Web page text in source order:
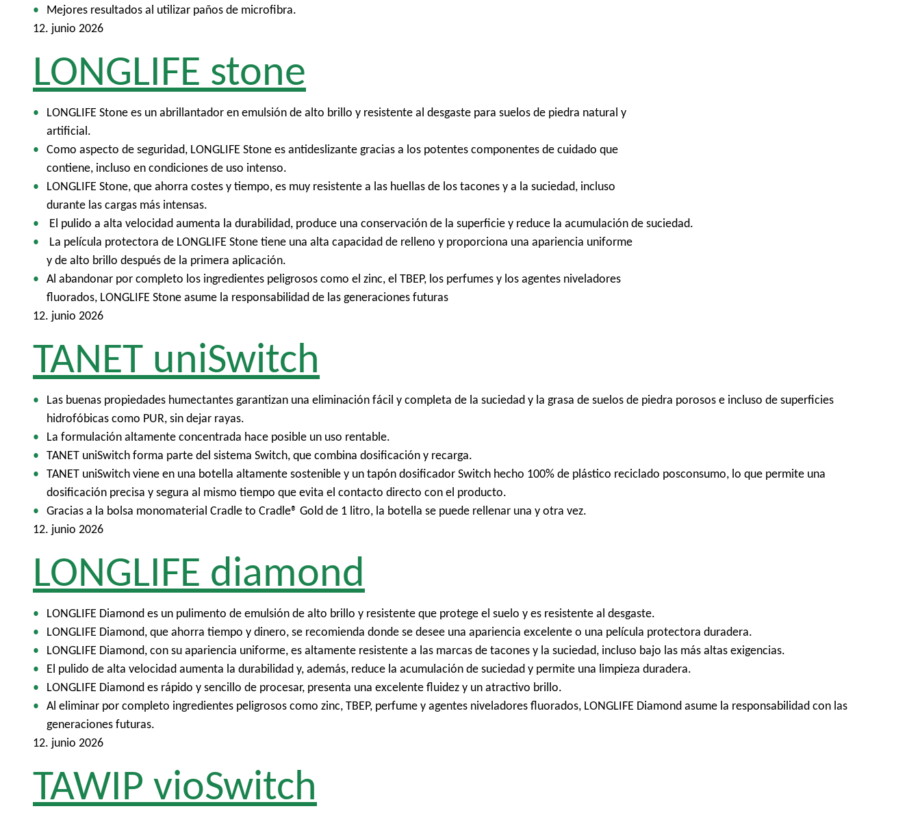
Mejores resultados al utilizar paños de microfibra.
12. junio 2026
LONGLIFE stone
LONGLIFE Stone es un abrillantador en emulsión de alto brillo y resistente al desgaste para suelos de piedra natural y
artificial.
Como aspecto de seguridad, LONGLIFE Stone es antideslizante gracias a los potentes componentes de cuidado que
contiene, incluso en condiciones de uso intenso.
LONGLIFE Stone, que ahorra costes y tiempo, es muy resistente a las huellas de los tacones y a la suciedad, incluso
durante las cargas más intensas.
El pulido a alta velocidad aumenta la durabilidad, produce una conservación de la superficie y reduce la acumulación de suciedad.
La película protectora de LONGLIFE Stone tiene una alta capacidad de relleno y proporciona una apariencia uniforme
y de alto brillo después de la primera aplicación.
Al abandonar por completo los ingredientes peligrosos como el zinc, el TBEP, los perfumes y los agentes niveladores
fluorados, LONGLIFE Stone asume la responsabilidad de las generaciones futuras
12. junio 2026
TANET uniSwitch
Las buenas propiedades humectantes garantizan una eliminación fácil y completa de la suciedad y la grasa de suelos de piedra porosos e incluso de superficies
hidrofóbicas como PUR, sin dejar rayas.
La formulación altamente concentrada hace posible un uso rentable.
TANET uniSwitch forma parte del sistema Switch, que combina dosificación y recarga.
TANET uniSwitch viene en una botella altamente sostenible y un tapón dosificador Switch hecho 100% de plástico reciclado posconsumo, lo que permite una
dosificación precisa y segura al mismo tiempo que evita el contacto directo con el producto.
Gracias a la bolsa monomaterial Cradle to Cradle® Gold de 1 litro, la botella se puede rellenar una y otra vez.
12. junio 2026
LONGLIFE diamond
LONGLIFE Diamond es un pulimento de emulsión de alto brillo y resistente que protege el suelo y es resistente al desgaste.
LONGLIFE Diamond, que ahorra tiempo y dinero, se recomienda donde se desee una apariencia excelente o una película protectora duradera.
LONGLIFE Diamond, con su apariencia uniforme, es altamente resistente a las marcas de tacones y la suciedad, incluso bajo las más altas exigencias.
El pulido de alta velocidad aumenta la durabilidad y, además, reduce la acumulación de suciedad y permite una limpieza duradera.
LONGLIFE Diamond es rápido y sencillo de procesar, presenta una excelente fluidez y un atractivo brillo.
Al eliminar por completo ingredientes peligrosos como zinc, TBEP, perfume y agentes niveladores fluorados, LONGLIFE Diamond asume la responsabilidad con las
generaciones futuras.
12. junio 2026
TAWIP vioSwitch